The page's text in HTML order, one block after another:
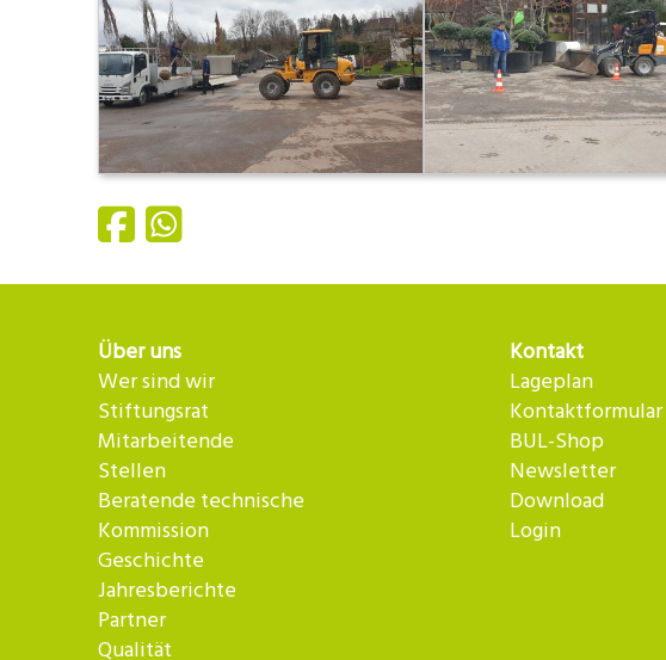
Über uns
Wer sind wir
Stiftungsrat
Mitarbeitende
Stellen
Beratende technische
Kommission
Geschichte
Jahresberichte
Partner
Qualität
Kontakt
Lageplan
Kontaktformular
BUL-Shop
Newsletter
Download
Login